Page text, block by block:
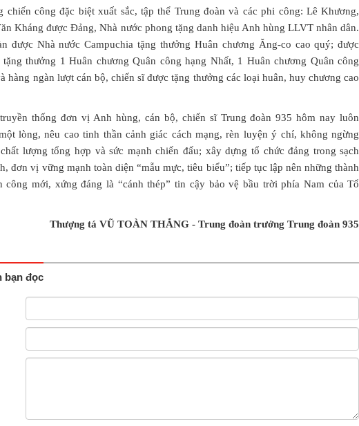
chiến công đặc biệt xuất sắc, tập thể Trung đoàn và các phi công: Lê Khương,
Kháng được Đảng, Nhà nước phong tặng danh hiệu Anh hùng LLVT nhân dân.
được Nhà nước Campuchia tặng thưởng Huân chương Ăng-co cao quý; được
tặng thưởng 1 Huân chương Quân công hạng Nhất, 1 Huân chương Quân công
hàng ngàn lượt cán bộ, chiến sĩ được tặng thưởng các loại huân, huy chương cao
thống đơn vị Anh hùng, cán bộ, chiến sĩ Trung đoàn 935 hôm nay luôn
lòng, nêu cao tinh thần cảnh giác cách mạng, rèn luyện ý chí, không ngừng
lượng tổng hợp và sức mạnh chiến đấu; xây dựng tổ chức đảng trong sạch
đơn vị vững mạnh toàn diện “mẫu mực, tiêu biểu”; tiếp tục lập nên những thành
công mới, xứng đáng là “cánh thép” tin cậy bảo vệ bầu trời phía Nam của Tổ
Thượng tá VŨ TOÀN THẮNG - Trung đoàn trưởng Trung đoàn 935
bạn đọc